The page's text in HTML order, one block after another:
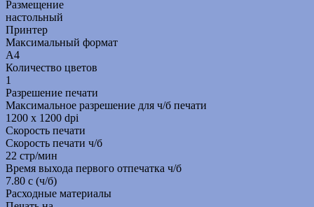
Размещение
настольный
Принтер
Максимальный формат
A4
Количество цветов
1
Разрешение печати
Максимальное разрешение для ч/б печати
1200 x 1200 dpi
Скорость печати
Скорость печати ч/б
22 стр/мин
Время выхода первого отпечатка ч/б
7.80 c (ч/б)
Расходные материалы